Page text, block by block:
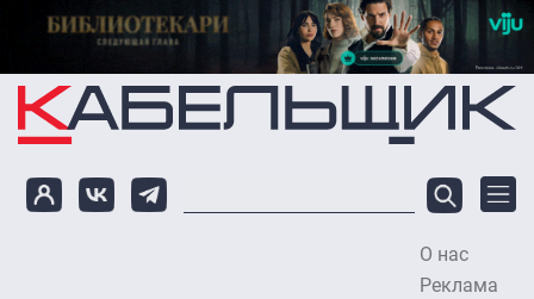
Перейти к основному содержанию
О нас
Реклама